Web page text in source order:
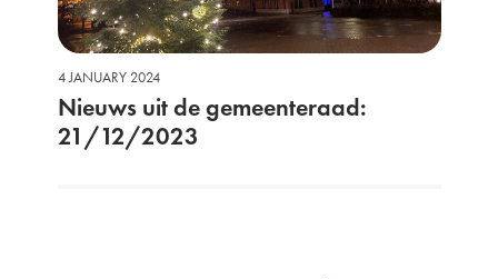
4 JANUARY 2024
Nieuws uit de gemeenteraad:
21/12/2023